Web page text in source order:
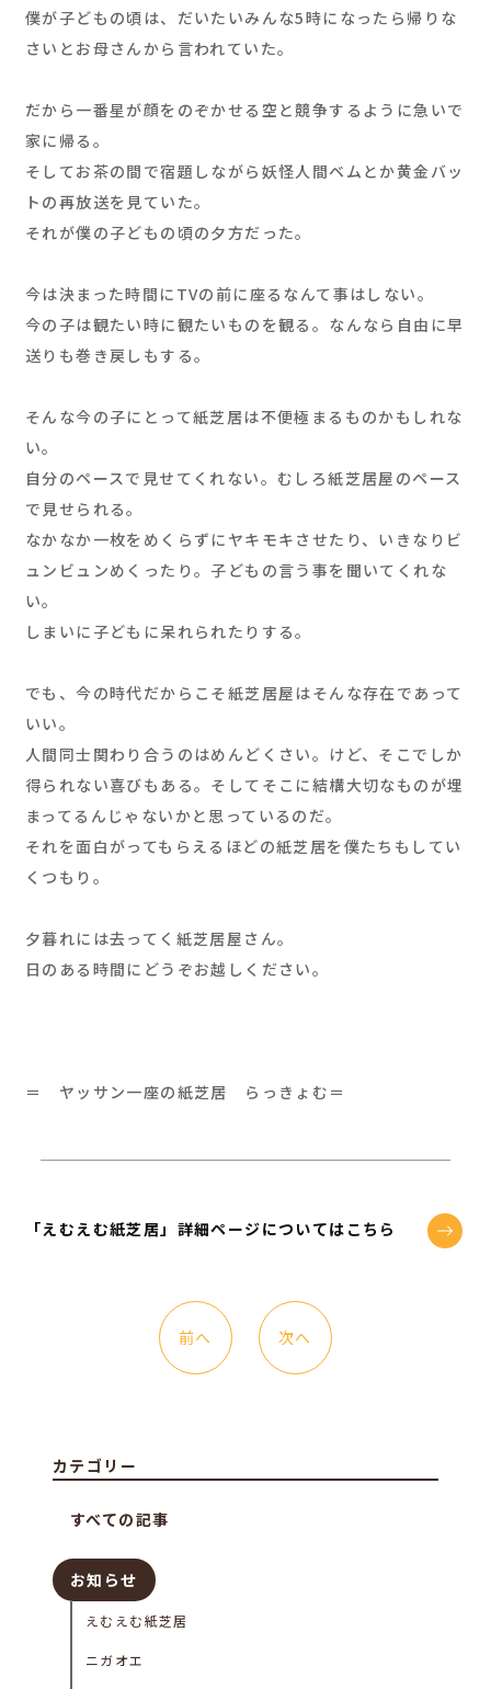
僕が子どもの頃は、だいたいみんな5時になったら帰りな
さいとお母さんから言われていた。
だから一番星が顔をのぞかせる空と競争するように急いで
家に帰る。
そしてお茶の間で宿題しながら妖怪人間ベムとか黄金バッ
トの再放送を見ていた。
それが僕の子どもの頃の夕方だった。
今は決まった時間にTVの前に座るなんて事はしない。
今の子は観たい時に観たいものを観る。なんなら自由に早
送りも巻き戻しもする。
そんな今の子にとって紙芝居は不便極まるものかもしれな
い。
自分のペースで見せてくれない。むしろ紙芝居屋のペース
で見せられる。
なかなか一枚をめくらずにヤキモキさせたり、いきなりビ
ュンビュンめくったり。子どもの言う事を聞いてくれな
い。
しまいに子どもに呆れられたりする。
でも、今の時代だからこそ紙芝居屋はそんな存在であって
いい。
人間同士関わり合うのはめんどくさい。けど、そこでしか
得られない喜びもある。そしてそこに結構大切なものが埋
まってるんじゃないかと思っているのだ。
それを面白がってもらえるほどの紙芝居を僕たちもしてい
くつもり。
夕暮れには去ってく紙芝居屋さん。
日のある時間にどうぞお越しください。
＝ ヤッサン一座の紙芝居 らっきょむ＝
「えむえむ紙芝居」詳細ページについてはこちら
前へ 次へ
カテゴリー
すべての記事
お知らせ
えむえむ紙芝居
ニガオエ